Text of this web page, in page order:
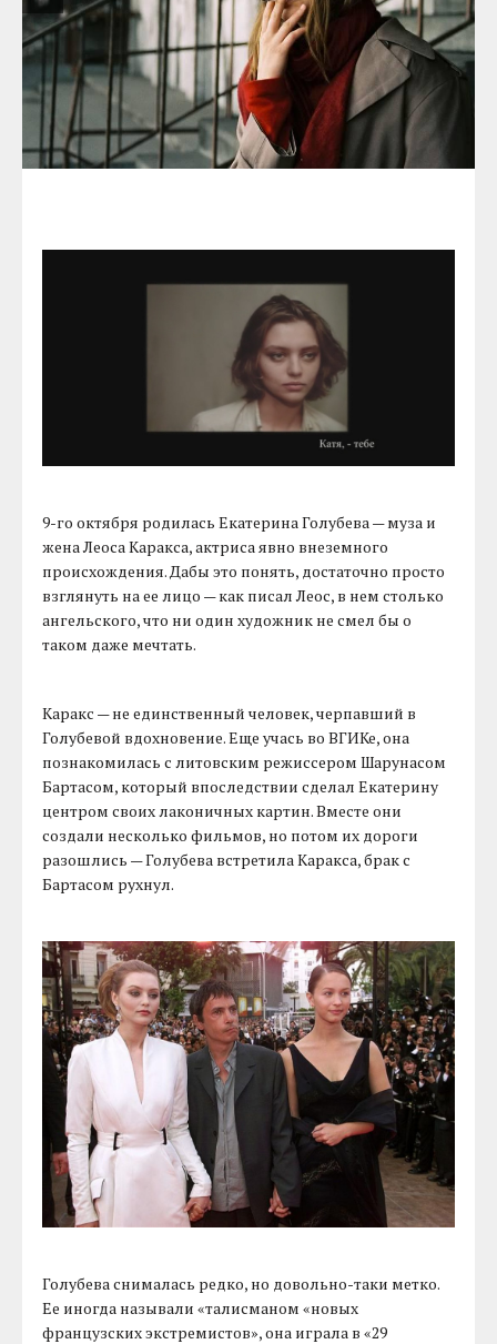
9-го октября родилась Екатерина Голубева — муза и
жена Леоса Каракса, актриса явно внеземного
происхождения. Дабы это понять, достаточно просто
взглянуть на ее лицо — как писал Леос, в нем столько
ангельского, что ни один художник не смел бы о
таком даже мечтать.
Каракс — не единственный человек, черпавший в
Голубевой вдохновение. Еще учась во ВГИКе, она
познакомилась с литовским режиссером Шарунасом
Бартасом, который впоследствии сделал Екатерину
центром своих лаконичных картин. Вместе они
создали несколько фильмов, но потом их дороги
разошлись — Голубева встретила Каракса, брак с
Бартасом рухнул.
Голубева снималась редко, но довольно-таки метко.
Ее иногда называли «талисманом «новых
французских экстремистов», она играла в «29